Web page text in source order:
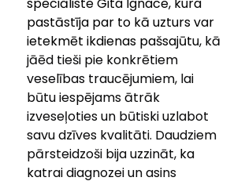
pastāstīja par to kā uzturs var
ietekmēt ikdienas pašsajūtu, kā
jāēd tieši pie konkrētiem
veselības traucējumiem, lai
būtu iespējams ātrāk
izveseļoties un būtiski uzlabot
savu dzīves kvalitāti. Daudziem
pārsteidzoši bija uzzināt, ka
katrai diagnozei un asins